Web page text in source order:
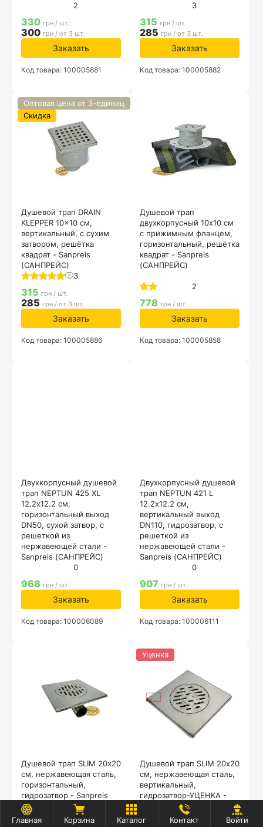
2
330 грн / шт.
300 грн / от 3 шт.
Заказать
Код товара: 100005881
3
315 грн / шт.
285 грн / от 3 шт.
Заказать
Код товара: 100005882
Душевой трап DRAIN
KLEPPER 10x10 см,
вертикальный, с сухим
затвором, решётка
квадрат - Sanpreis
(САНПРЕЙС)
3
Оптовая цена от 3-единиц
Скидка
315 грн / шт.
285 грн / от 3 шт.
Заказать
Код товара: 100005886
Душевой трап
двухкорпусный 10х10 см
с прижимным фланцем,
горизонтальный, решётка
квадрат - Sanpreis
(САНПРЕЙС)
2
778 грн / шт
Заказать
Код товара: 100005858
Двухкорпусный душевой
трап NEPTUN 425 XL
12.2х12.2 см,
горизонтальный выход
DN50, сухой затвор, с
решеткой из
нержавеющей стали -
Sanpreis (САНПРЕЙС)
0
968 грн / шт.
Заказать
Код товара: 100006089
Двухкорпусный душевой
трап NEPTUN 421 L
12.2х12.2 см,
вертикальный выход
DN110, гидрозатвор, с
решеткой из
нержавеющей стали -
Sanpreis (САНПРЕЙС)
0
907 грн / шт.
Заказать
Код товара: 100006111
Душевой трап SLIM 20х20
см, нержавеющая сталь,
горизонтальный,
гидрозатвор - Sanpreis
(САНПРЕЙС)
0
Душевой трап SLIM 20х20
см, нержавеющая сталь,
вертикальный,
гидрозатвор-УЦЕНКА -
Sanpreis (САНПРЕЙС)
Уценка
Главная Корзина Каталог Контакт Войти